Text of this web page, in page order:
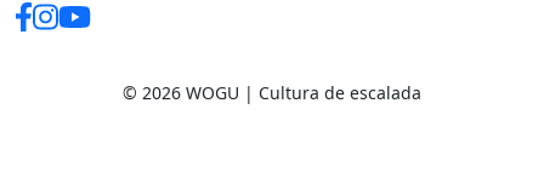
© 2026 WOGU | Cultura de escalada